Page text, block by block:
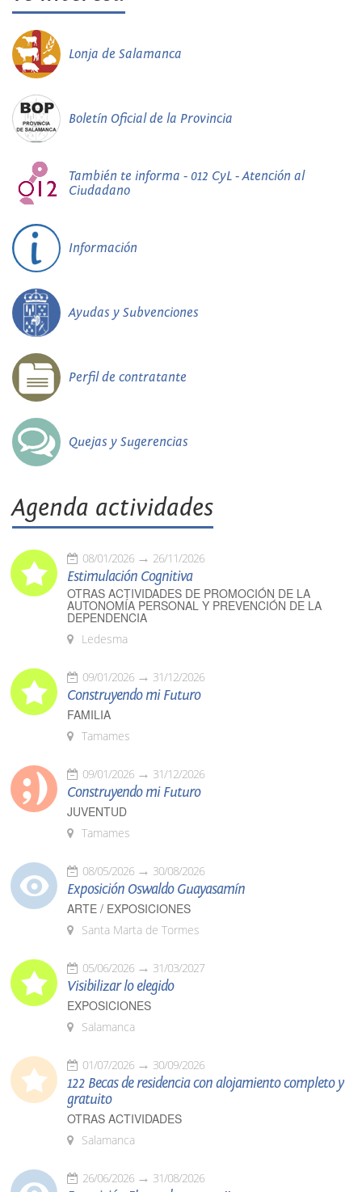
Lonja de Salamanca
Boletín Oficial de la Provincia
También te informa - 012 CyL - Atención al
Ciudadano
Información
Ayudas y Subvenciones
Perfil de contratante
Quejas y Sugerencias
Agenda actividades
08/01/2026 26/11/2026
Estimulación Cognitiva
OTRAS ACTIVIDADES DE PROMOCIÓN DE LA
AUTONOMÍA PERSONAL Y PREVENCIÓN DE LA
DEPENDENCIA
Ledesma
09/01/2026 31/12/2026
Construyendo mi Futuro
FAMILIA
Tamames
09/01/2026 31/12/2026
Construyendo mi Futuro
JUVENTUD
Tamames
08/05/2026 30/08/2026
Exposición Oswaldo Guayasamín
ARTE / EXPOSICIONES
Santa Marta de Tormes
05/06/2026 31/03/2027
Visibilizar lo elegido
EXPOSICIONES
Salamanca
01/07/2026 30/09/2026
122 Becas de residencia con alojamiento completo y
gratuito
OTRAS ACTIVIDADES
Salamanca
26/06/2026 31/08/2026